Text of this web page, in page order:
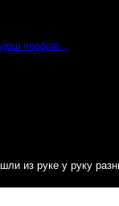
из руке у руку